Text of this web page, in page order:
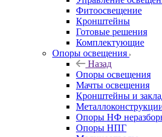
Фитоосвещение
Кронштейны
Готовые решения
Комплектующие
Опоры освещения
Назад
Опоры освещения
Мачты освещения
Кронштейны и
Опоры НФ
Опоры НПГ